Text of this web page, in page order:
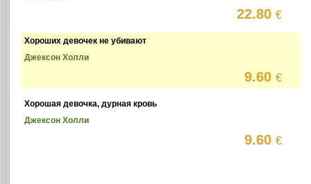
22.80€
Хороших девочек не убивают
Джексон Холли
9.60€
Хорошая девочка, дурная кровь
Джексон Холли
9.60€